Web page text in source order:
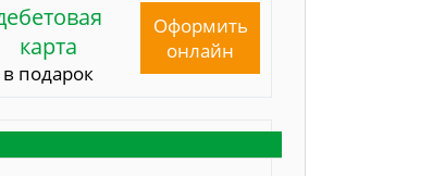
карта
в подарок
Оформить
онлайн